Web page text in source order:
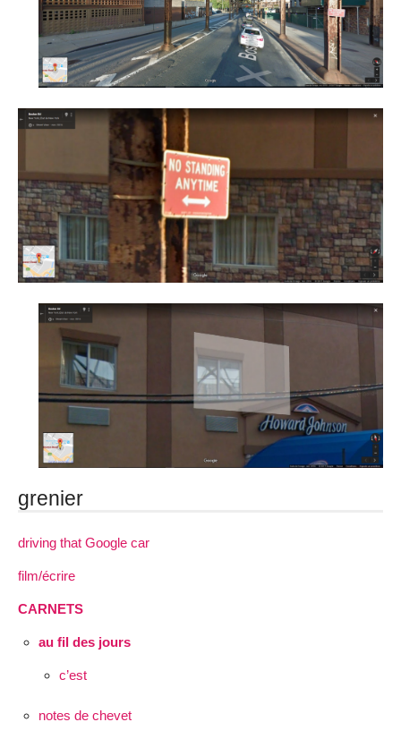
grenier
driving that Google car
film/écrire
CARNETS
au fil des jours
c’est
notes de chevet